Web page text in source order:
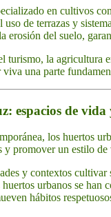
en cultivos
de terrazas y
erosión del suelo,
turismo, la agricultura
viva una parte
espacios de vida
los huertos
promover un estilo
y contextos
urbanos se
hábitos